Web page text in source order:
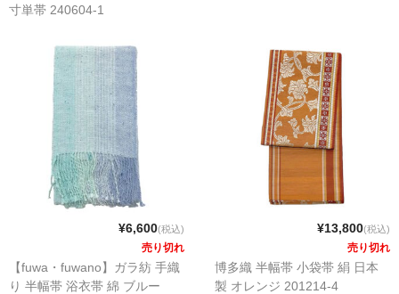
寸単帯 240604-1
¥6,600(税込)
売り切れ
【fuwa・fuwano】ガラ紡 手織
り 半幅帯 浴衣帯 綿 ブルー
¥13,800(税込)
売り切れ
博多織 半幅帯 小袋帯 絹 日本
製 オレンジ 201214-4